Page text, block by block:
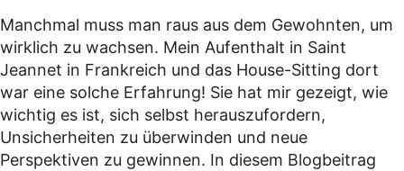
Manchmal muss man raus aus dem Gewohnten, um
wirklich zu wachsen. Mein Aufenthalt in Saint
Jeannet in Frankreich und das House-Sitting dort
war eine solche Erfahrung! Sie hat mir gezeigt, wie
wichtig es ist, sich selbst herauszufordern,
Unsicherheiten zu überwinden und neue
Perspektiven zu gewinnen. In diesem Blogbeitrag